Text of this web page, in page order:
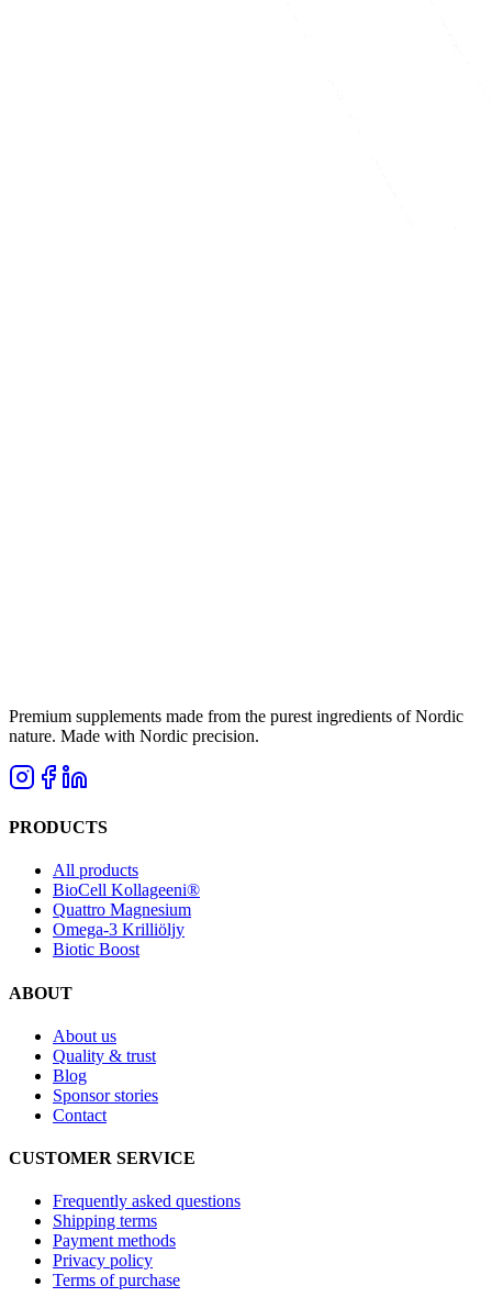
Premium supplements made from the purest ingredients of Nordic
nature. Made with Nordic precision.
PRODUCTS
All products
BioCell Kollageeni®
Quattro Magnesium
Omega-3 Krilliöljy
Biotic Boost
ABOUT
About us
Quality & trust
Blog
Sponsor stories
Contact
CUSTOMER SERVICE
Frequently asked questions
Shipping terms
Payment methods
Privacy policy
Terms of purchase